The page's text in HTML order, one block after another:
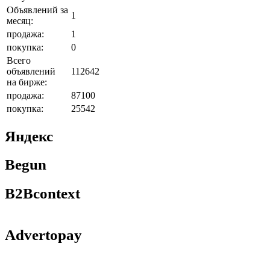
Объявлений за
месяц:
1
продажа:
1
покупка:
0
Всего
объявлений
на бирже:
112642
продажа:
87100
покупка:
25542
Яндекс
Begun
B2Bcontext
Advertopay